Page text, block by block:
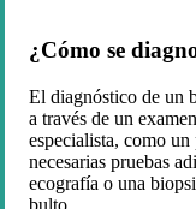
¿Cómo se
El diagnóstico de un
a través de un
especialista, como
necesarias pruebas
ecografía o una
bulto.